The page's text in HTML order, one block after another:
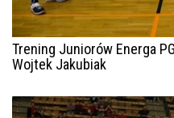
Trening Juniorów Energa
Wojtek Jakubiak